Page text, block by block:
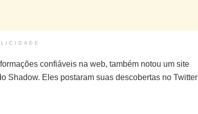
confiáveis na web, também notou um site
Shadow. Eles postaram suas descobertas no Twitter